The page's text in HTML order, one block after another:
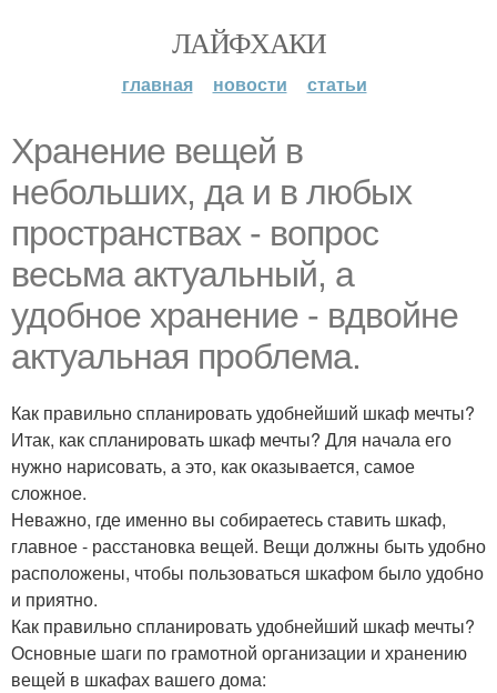
ЛАЙФХАКИ
главная новости статьи
Хранение вещей в
небольших, да и в любых
пространствах - вопрос
весьма актуальный, а
удобное хранение - вдвойне
актуальная проблема.
Как правильно спланировать удобнейший шкаф мечты?
Итак, как спланировать шкаф мечты? Для начала его
нужно нарисовать, а это, как оказывается, самое
сложное.
Неважно, где именно вы собираетесь ставить шкаф,
главное - расстановка вещей. Вещи должны быть удобно
расположены, чтобы пользоваться шкафом было удобно
и приятно.
Как правильно спланировать удобнейший шкаф мечты?
Основные шаги по грамотной организации и хранению
вещей в шкафах вашего дома: